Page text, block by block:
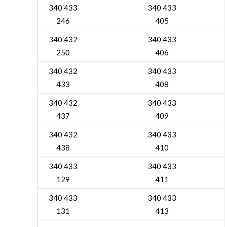
340 433
246
340 433
405
340 432
250
340 433
406
340 432
433
340 433
408
340 432
437
340 433
409
340 432
438
340 433
410
340 433
129
340 433
411
340 433
131
340 433
413